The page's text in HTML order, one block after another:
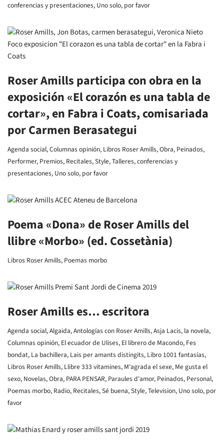
conferencias y presentaciones, Uno solo, por favor
Roser Amills participa con obra en la
exposición «El corazón es una tabla de
cortar», en Fabra i Coats, comisariada
por Carmen Berasategui
Agenda social,Columnas opinión, Libros Roser Amills,Obra, Peinados,
Performer, Premios, Recitales,Style,Talleres, conferencias y
presentaciones, Uno solo, por favor
Poema «Dona» de Roser Amills del
llibre «Morbo» (ed. Cossetània)
Libros Roser Amills, Poemas morbo
Roser Amills es… escritora
Agenda social,Algaida,Antologías con Roser Amills,Asja Lacis, la novela,
Columnas opinión, El ecuador de Ulises, El librero de Macondo, Fes
bondat, La bachillera, Lais per amants distingits, Libro 1001 fantasías,
Libros Roser Amills, Llibre 333 vitamines, M'agrada el sexe, Me gusta el
sexo, Novelas,Obra, PARA PENSAR, Paraules d'amor, Peinados, Personal,
Poemas morbo, Radio, Recitales,Sé buena,Style,Television, Uno solo, por
favor